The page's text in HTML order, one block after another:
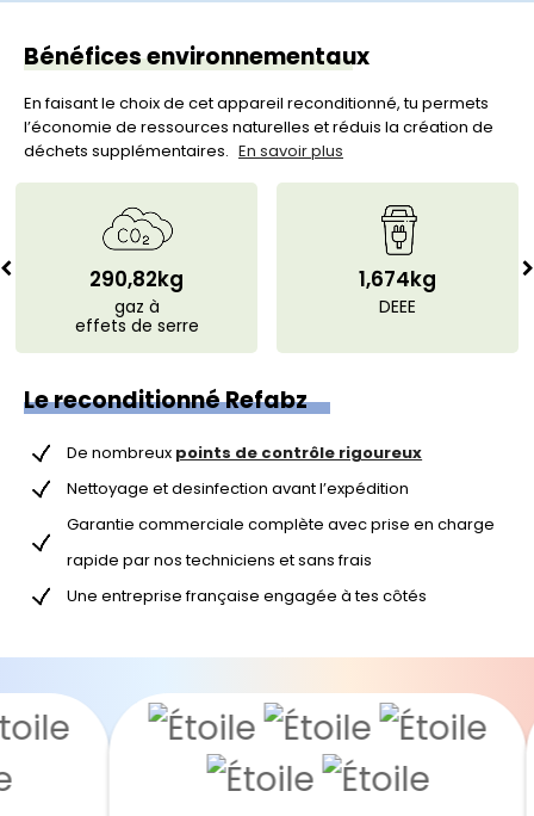
Bénéfices environnementaux
En faisant le choix de cet appareil reconditionné, tu permets
l’économie de ressources naturelles et réduis la création de
déchets supplémentaires. En savoir plus
290,82kg
gaz à
effets de serre
1,674kg
DEEE
Le reconditionné Refabz
De nombreux points de contrôle rigoureux
Nettoyage et desinfection avant l’expédition
Garantie commerciale complète avec prise en charge
rapide par nos techniciens et sans frais
Une entreprise française engagée à tes côtés